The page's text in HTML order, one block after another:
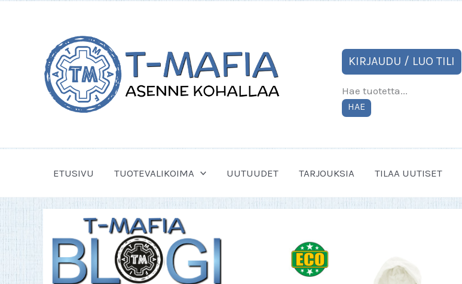
KIRJAUDU / LUO TILI
Hae tuotetta...
HAE
ETUSIVU TUOTEVALIKOIMA UUTUUDET TARJOUKSIA TILAA UUTISET